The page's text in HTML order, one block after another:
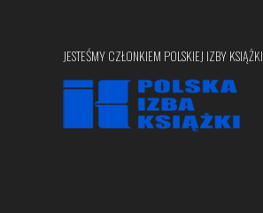
JESTEŚMY CZŁONKIEM POLSKIEJ IZBY KSIĄŻKI